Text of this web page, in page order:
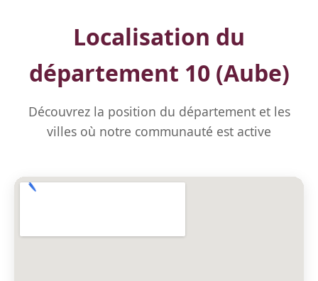
Localisation du
département 10 (Aube)
Découvrez la position du département et les
villes où notre communauté est active